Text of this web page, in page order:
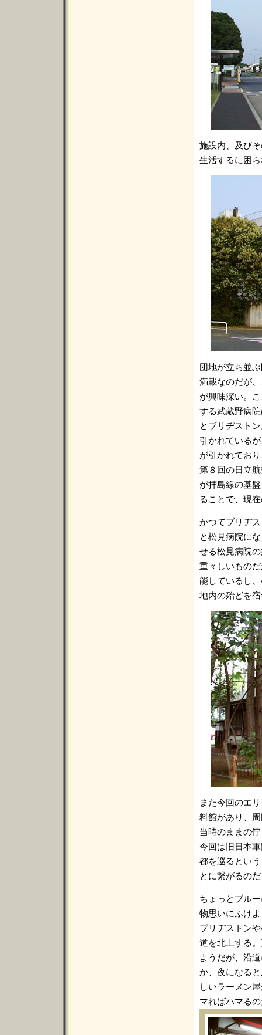
施設内、及び
生活するに困
団地が立ち並
満載なのだが
が興味深い。
する武蔵野病
とブリヂスト
引かれている
が引かれてお
第８回の日立
が拝島線の基
ることで、現
かつてブリヂ
と松見病院に
せる松見病院
重々しいもの
能しているし
地内の殆どを
また今回のエ
料館があり、
当時のままの
今回は旧日本
都を巡るとい
とに繋がるの
ちょっとブル
物思いにふけ
ブリヂストン
道を北上する
ようだが、沿
か、夜になる
しいラーメン
マればハマる